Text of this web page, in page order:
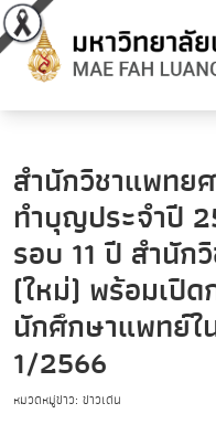
สำนักวิชาแพทย
ทำบุญประจำปี
รอบ 11 ปี สำนัก
(ใหม่) พร้อมเปิด
นักศึกษาแพทย์ใ
1/2566
หมวดหมู่ข่าว: ข่าวเด่น